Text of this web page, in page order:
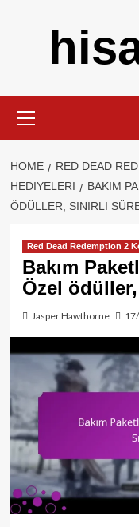
Menu
HOME
RED DEAD
HEDIYELERI
BAKIM
ÖDÜLLER, SINIRLI
Red Dead Redemption 2
Bakım
Özel
Jasper Hawthorne